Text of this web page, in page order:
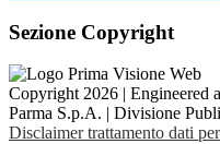
Sezione Copyright
Copyright 2026 | Engineered
Parma S.p.A. | Divisione
Disclaimer trattamento dati